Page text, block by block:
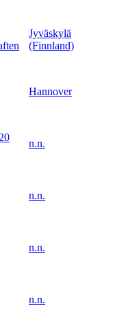
Jyväskylä
(Finnland)
Hannover
n.n.
n.n.
n.n.
n.n.